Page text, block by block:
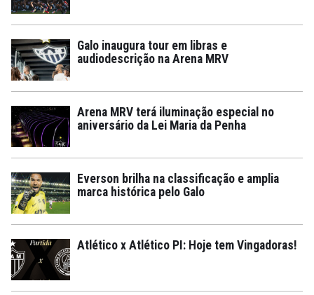
Galo inaugura tour em libras e
audiodescrição na Arena MRV
Arena MRV terá iluminação especial no
aniversário da Lei Maria da Penha
Everson brilha na classificação e amplia
marca histórica pelo Galo
Atlético x Atlético PI: Hoje tem Vingadoras!